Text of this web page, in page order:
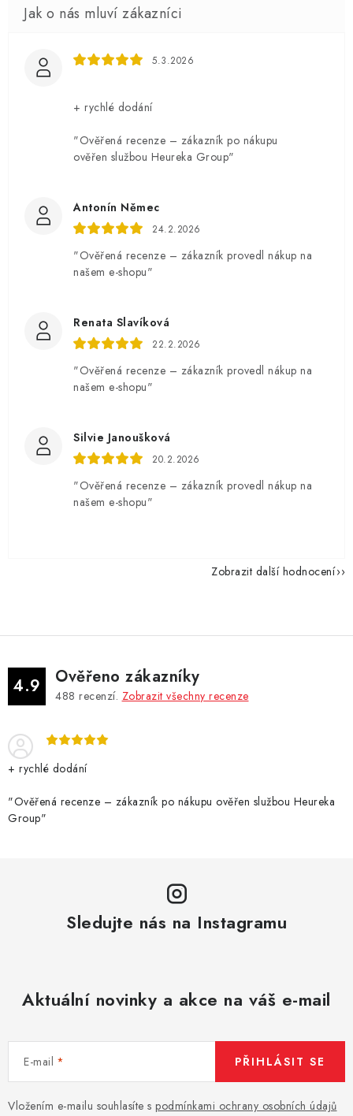
5.3.2026
+ rychlé dodání
"Ověřená recenze – zákazník po nákupu
ověřen službou Heureka Group"
Antonín Němec
24.2.2026
"Ověřená recenze – zákazník provedl nákup na
našem e-shopu"
Renata Slavíková
22.2.2026
"Ověřená recenze – zákazník provedl nákup na
našem e-shopu"
Silvie Janoušková
20.2.2026
"Ověřená recenze – zákazník provedl nákup na
našem e-shopu"
Zobrazit další hodnocení
4.9 Ověřeno zákazníky
488 recenzí. Zobrazit všechny recenze
+ rychlé dodání
"Ověřená recenze – zákazník po nákupu ověřen službou Heureka
Group"
Sledujte nás na Instagramu
Aktuální novinky a akce na váš e-mail
E-mail
Vložením e-mailu souhlasíte s podmínkami ochrany osobních údajů
PŘIHLÁSIT SE